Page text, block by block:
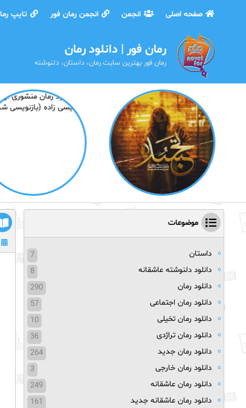
صفحه اصلی انجمن انجمن رمان فور تایپ
رمان فور | دانلود رمان
رمان فور بهترین سایت رمان، داستان، دلنوشته
موضوعات
داستان
7
دانلود دلنوشته عاشقانه
8
دانلود رمان
290
دانلود رمان اجتماعی
57
دانلود رمان تخیلی
10
دانلود رمان تراژدی
36
دانلود رمان جدید
264
دانلود رمان خارجی
3
دانلود رمان عاشقانه
249
دانلود رمان عاشقانه جدید
161